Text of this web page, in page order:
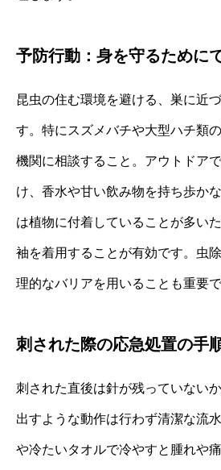
予防行動：身を守るために
昆虫の住む環境を避ける、巣に近
す。特にスズメバチや大型ハチ類
機関に相談すること。アウトドア
け、香水や甘い飲み物を持ち歩か
は植物に付着していることが多い
袖を着用することが有効です。虫
理的なバリアを用いることも重要で
刺された際の応急処置の手
刺された直後は針が残っていない
出すような動作は行わず清潔な流
や冷たいタオルで冷やすと腫れや